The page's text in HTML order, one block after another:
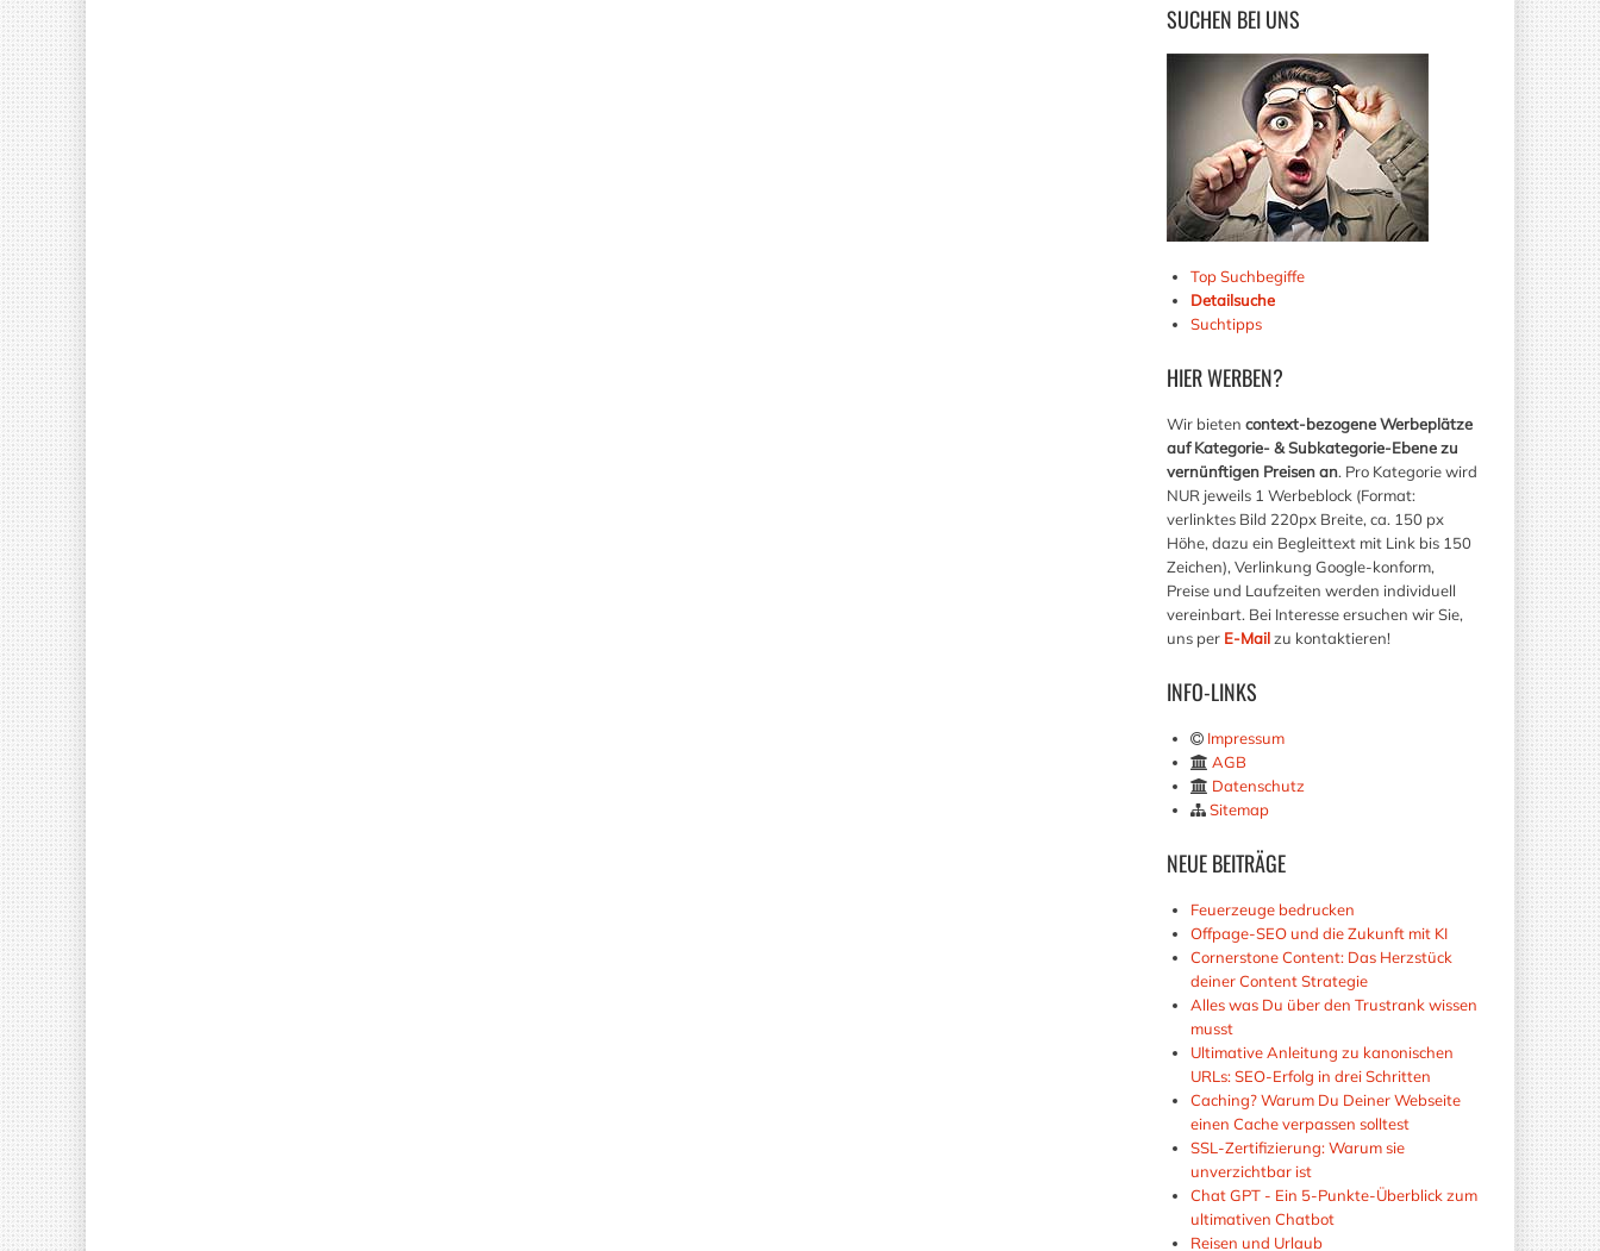
SUCHEN BEI UNS
Top Suchbegiffe
Detailsuche
Suchtipps
HIERWERBEN?
Wir bieten context-bezogene Werbeplätze
auf Kategorie- & Subkategorie-Ebene zu
vernünftigen Preisen an. Pro Kategorie wird
NUR jeweils 1 Werbeblock (Format:
verlinktes Bild 220px Breite, ca. 150 px
Höhe, dazu ein Begleittext mit Link bis 150
Zeichen), Verlinkung Google-konform,
Preise und Laufzeiten werden individuell
vereinbart. Bei Interesse ersuchen wir Sie,
uns per E-Mailzu kontaktieren!
INFO-LINKS
Impressum
AGB
Datenschutz
Sitemap
NEUEBEITRÄGE
Feuerzeuge bedrucken
Offpage-SEO und die Zukunft mit KI
Cornerstone Content: Das Herzstück
deiner Content Strategie
Alles was Du über den Trustrank wissen
musst
Ultimative Anleitung zu kanonischen
URLs: SEO-Erfolg in drei Schritten
Caching? Warum Du Deiner Webseite
einen Cache verpassen solltest
SSL-Zertifizierung: Warum sie
unverzichtbar ist
Chat GPT - Ein 5-Punkte-Überblick zum
ultimativen Chatbot
Reisen und Urlaub